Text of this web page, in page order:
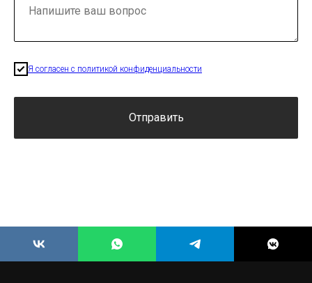
Я согласен с политикой конфиденциальности
Отправить